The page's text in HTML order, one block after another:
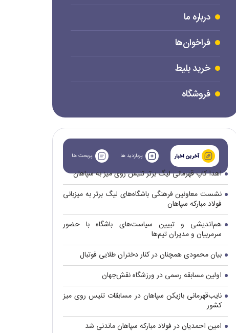
درباره ما
فراخوان‌ها
خرید بلیط
فروشگاه
آخرین اخبار پربازدید ها پربحث ها
اهدا کاپ قهرمانی لیگ برتر تنیس روی میز به سپاهان
نشست معاونین فرهنگی باشگاه‌های لیگ برتر به میزبانی
فولاد مبارکه سپاهان
هم‌اندیشی و تبیین سیاست‌های باشگاه با حضور
سرمربیان و مدیران تیم‌ها
بیان محمودی همچنان در کنار دختران طلایی فوتبال
اولین مسابقه رسمی در ورزشگاه نقش‌جهان
نایب‌قهرمانی بازیکن سپاهان در مسابقات تنیس روی میز
کشور
امین احمدیان در فولاد مبارکه سپاهان ماندنی شد